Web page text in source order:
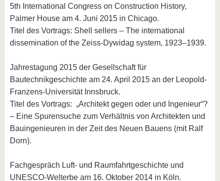
5th International Congress on Construction History,
Palmer House am 4. Juni 2015 in Chicago.
Titel des Vortrags: Shell sellers – The international
dissemination of the Zeiss-Dywidag system, 1923–1939.
Jahrestagung 2015 der Gesellschaft für
Bautechnikgeschichte am 24. April 2015 an der Leopold-
Franzens-Universität Innsbruck.
Titel des Vortrags: „Architekt gegen oder und Ingenieur“?
– Eine Spurensuche zum Verhältnis von Architekten und
Bauingenieuren in der Zeit des Neuen Bauens (mit Ralf
Dorn).
Fachgespräch Luft- und Raumfahrtgeschichte und
UNESCO-Welterbe am 16. Oktober 2014 in Köln.